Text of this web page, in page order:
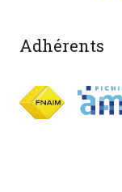
Adhérents